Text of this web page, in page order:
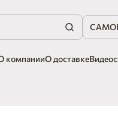
компанииО доставке